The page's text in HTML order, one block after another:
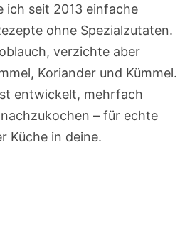
ich seit 2013 einfache
ohne Spezialzutaten.
verzichte aber
Koriander und Kümmel.
entwickelt, mehrfach
– für echte
Küche in deine.